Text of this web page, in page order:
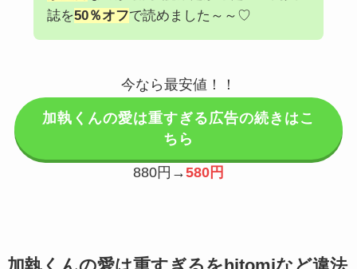
誌を50％オフで読めました～～♡
今なら最安値！！
加執くんの愛は重すぎる広告の続きはこ
ちら
880円→580円